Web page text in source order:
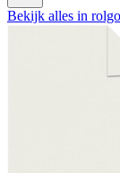
Bekijk alles in